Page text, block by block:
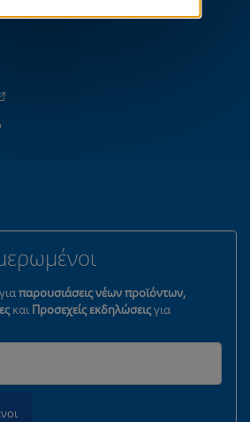
παρουσιάσεις νέων προϊόντων,
και Προσεχείς εκδηλώσειςγια